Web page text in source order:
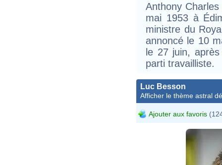
Anthony
mai 1953 à
ministre du
annoncé le 10
le 27 juin,
parti travailliste.
Luc Besson
Afficher le thème astral
Ajouter aux favoris